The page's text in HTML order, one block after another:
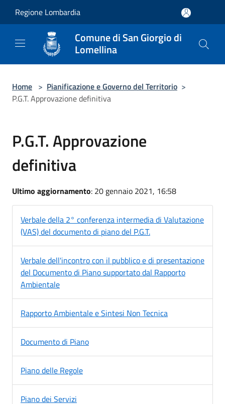
Regione Lombardia
Comune di San Giorgio di
Lomellina
Home > Pianificazione e Governo del Territorio >
P.G.T. Approvazione definitiva
P.G.T. Approvazione
definitiva
Ultimo aggiornamento: 20 gennaio 2021, 16:58
Verbale della 2° conferenza intermedia di Valutazione
(VAS) del documento di piano del P.G.T.
Verbale dell'incontro con il pubblico e di presentazione
del Documento di Piano supportato dal Rapporto
Ambientale
Rapporto Ambientale e Sintesi Non Tecnica
Documento di Piano
Piano delle Regole
Piano dei Servizi